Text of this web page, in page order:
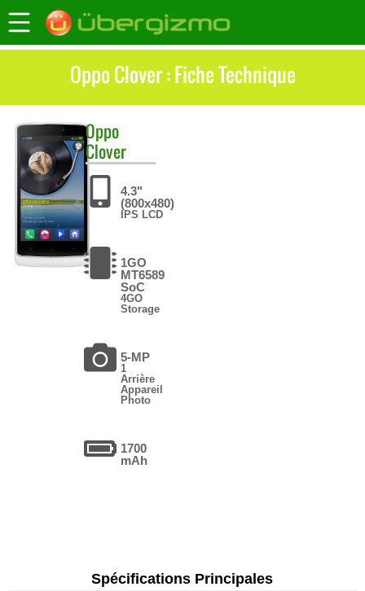
Oppo Clover : Fiche Technique
Oppo
Clover
4.3"
(800x480)
IPS LCD
1GO
MT6589
SoC
4GO
Storage
5-MP
1
Arrière
Appareil
Photo
1700
mAh
Spécifications Principales